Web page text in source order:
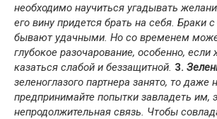
необходимо научиться угадывать
его вину придется брать на себя. Браки
бывают удачными. Но со временем
глубокое разочарование, особенно,
казаться слабой и беззащитной. 3.
зеленоглазого партнера занято, то даже
предпринимайте попытки завладеть им,
непродолжительная связь. Чтобы